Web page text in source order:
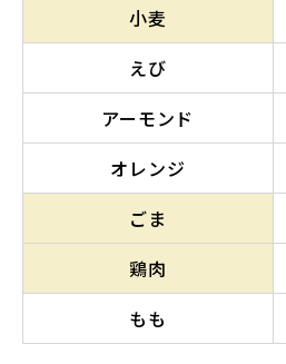
小麦
えび
アーモンド
オレンジ
ごま
鶏肉
もも